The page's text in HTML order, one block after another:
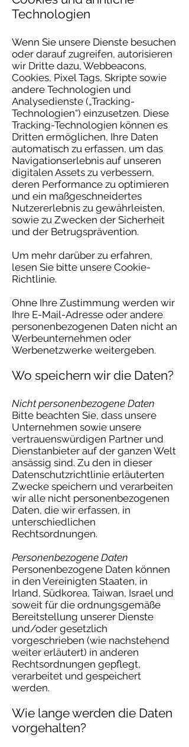
Technologien
Wenn Sie unsere Dienste besuchen
oder darauf zugreifen, autorisieren
wir Dritte dazu, Webbeacons,
Cookies, Pixel Tags, Skripte sowie
andere Technologien und
Analysedienste („Tracking-
Technologien“) einzusetzen. Diese
Tracking-Technologien können es
Dritten ermöglichen, Ihre Daten
automatisch zu erfassen, um das
Navigationserlebnis auf unseren
digitalen Assets zu verbessern,
deren Performance zu optimieren
und ein maßgeschneidertes
Nutzererlebnis zu gewährleisten,
sowie zu Zwecken der Sicherheit
und der Betrugsprävention.
Um mehr darüber zu erfahren,
lesen Sie bitte unsere Cookie-
Richtlinie.
Ohne Ihre Zustimmung werden wir
Ihre E-Mail-Adresse oder andere
personenbezogenen Daten nicht an
Werbeunternehmen oder
Werbenetzwerke weitergeben.
Wo speichern wir die Daten?
Nicht personenbezogene Daten
Bitte beachten Sie, dass unsere
Unternehmen sowie unsere
vertrauenswürdigen Partner und
Dienstanbieter auf der ganzen Welt
ansässig sind. Zu den in dieser
Datenschutzrichtlinie erläuterten
Zwecke speichern und verarbeiten
wir alle nicht personenbezogenen
Daten, die wir erfassen, in
unterschiedlichen
Rechtsordnungen.
Personenbezogene Daten
Personenbezogene Daten können
in den Vereinigten Staaten, in
Irland, Südkorea, Taiwan, Israel und
soweit für die ordnungsgemäße
Bereitstellung unserer Dienste
und/oder gesetzlich
vorgeschrieben (wie nachstehend
weiter erläutert) in anderen
Rechtsordnungen gepflegt,
verarbeitet und gespeichert
werden.
Wie lange werden die Daten
vorgehalten?